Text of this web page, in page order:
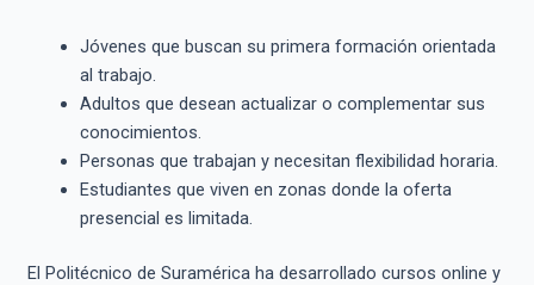
Jóvenes que buscan su primera formación orientada
al trabajo.
Adultos que desean actualizar o complementar sus
conocimientos.
Personas que trabajan y necesitan flexibilidad horaria.
Estudiantes que viven en zonas donde la oferta
presencial es limitada.
El Politécnico de Suramérica ha desarrollado cursos online y